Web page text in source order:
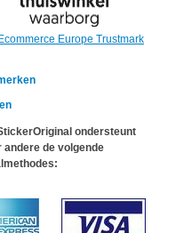
ondersteunt
andere de volgende